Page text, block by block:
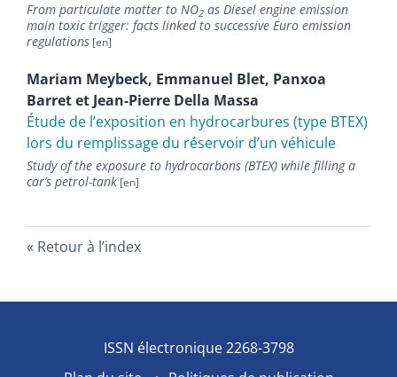
From particulate matter to NO2 as Diesel engine emission
main toxic trigger: facts linked to successive Euro emission
regulations
Mariam Meybeck, Emmanuel Blet, Panxoa
Barretet Jean-Pierre Della Massa
Étude de lʼexposition en hydrocarbures (type BTEX)
lors du remplissage du réservoir dʼun véhicule
Study of the exposure to hydrocarbons (BTEX) while filling a
carʼs petrol-tank
Retour à l’index
ISSN électronique 2268-3798